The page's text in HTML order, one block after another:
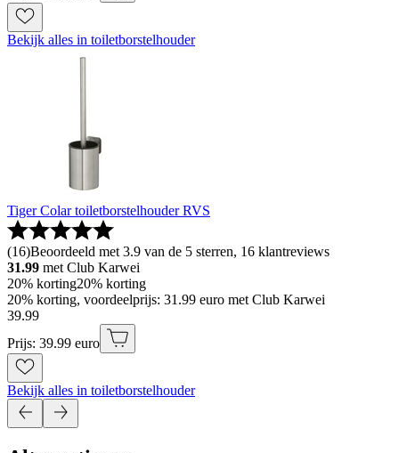
Bekijk alles in toiletborstelhouder
Tiger Colar toiletborstelhouder RVS
(16)Beoordeeld met 3.9 van de 5 sterren, 16 klantreviews
31.99 met Club Karwei
20% korting20% korting
20% korting, voordeelprijs: 31.99 euro met Club Karwei
39.99
Prijs: 39.99 euro
Bekijk alles in toiletborstelhouder